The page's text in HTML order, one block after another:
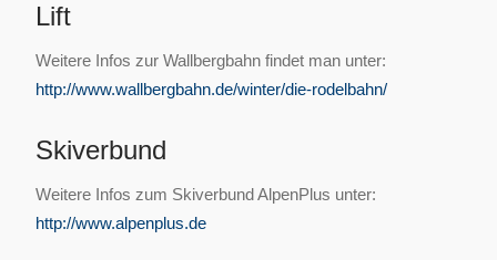
Lift
Weitere Infos zur Wallbergbahn findet man unter:
http://www.wallbergbahn.de/winter/die-rodelbahn/
Skiverbund
Weitere Infos zum Skiverbund AlpenPlus unter:
http://www.alpenplus.de